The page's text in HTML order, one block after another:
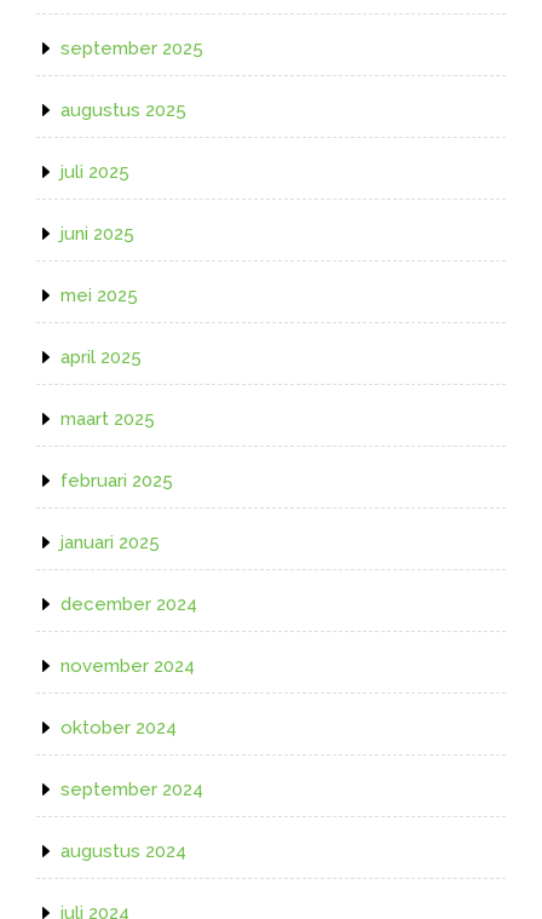
september 2025
augustus 2025
juli 2025
juni 2025
mei 2025
april 2025
maart 2025
februari 2025
januari 2025
december 2024
november 2024
oktober 2024
september 2024
augustus 2024
juli 2024